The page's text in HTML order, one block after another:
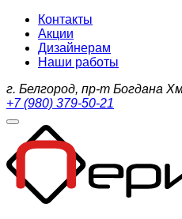
Контакты
Акции
Дизайнерам
Наши работы
г. Белгород, пр-т Богдана
+7 (980) 379-50-21